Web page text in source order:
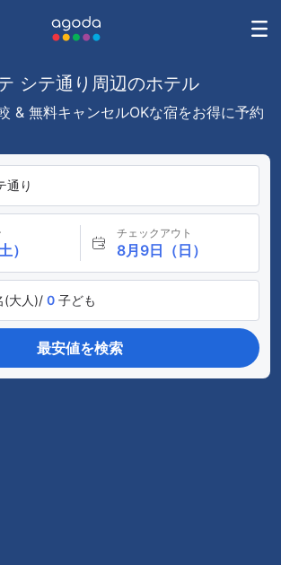
シテ通り周辺のホテル
& 無料キャンセルOKな宿をお得に予約
通り
）
チェックアウト
8月9日（日）
(大人)/ 0 子ども
最安値を検索